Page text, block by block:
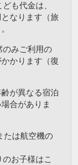
も代金は、
なります（旅
みご利用の
かります（復
が異なる宿泊
合がありま
たは航空機の
のお子様はこ